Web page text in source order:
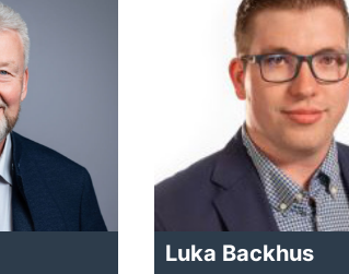
Luka Backhus